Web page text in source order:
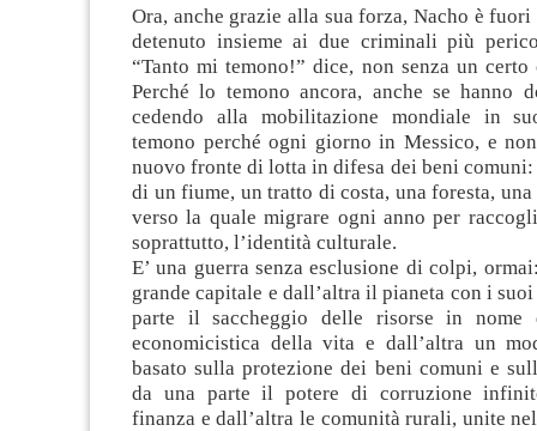
Ora, anche grazie alla sua forza, Nacho è fuori
detenuto insieme ai due criminali più
“Tanto mi temono!” dice, non senza un certo
Perché lo temono ancora, anche se hanno
cedendo alla mobilitazione mondiale in
temono perché ogni giorno in Messico, e
nuovo fronte di lotta in difesa dei beni comuni:
di un fiume, un tratto di costa, una foresta, una
verso la quale migrare ogni anno per
soprattutto, l’identità culturale.
E’ una guerra senza esclusione di colpi,
grande capitale e dall’altra il pianeta con i
parte il saccheggio delle risorse in nome
economicistica della vita e dall’altra un
basato sulla protezione dei beni comuni e
da una parte il potere di corruzione
finanza e dall’altra le comunità rurali, unite